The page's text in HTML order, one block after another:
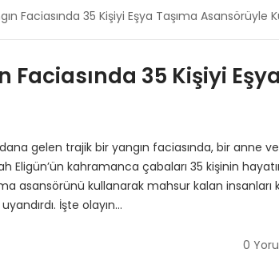
Faciasında 35 Kişiyi Eşya Taşıma Asansörüyle
Faciasında 35 Kişiyi
gelen trajik bir yangın faciasında, bir anne
kahramanca çabaları 35 kişinin
asansörünü kullanarak mahsur kalan insanları
İşte olayın…
0